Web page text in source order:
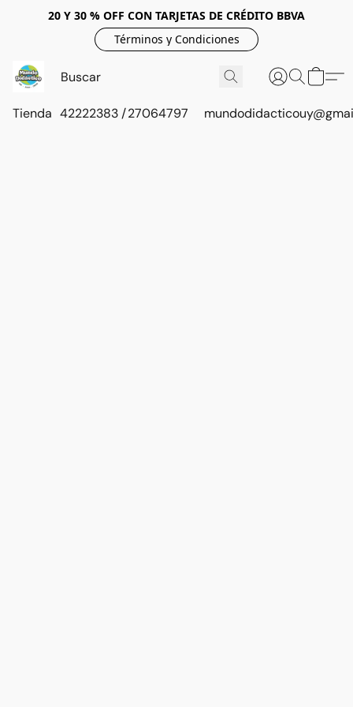
20 Y 30 % OFF CON TARJETAS DE CRÉDITO BBVA
Términos y Condiciones
Tienda 42222383 / 27064797